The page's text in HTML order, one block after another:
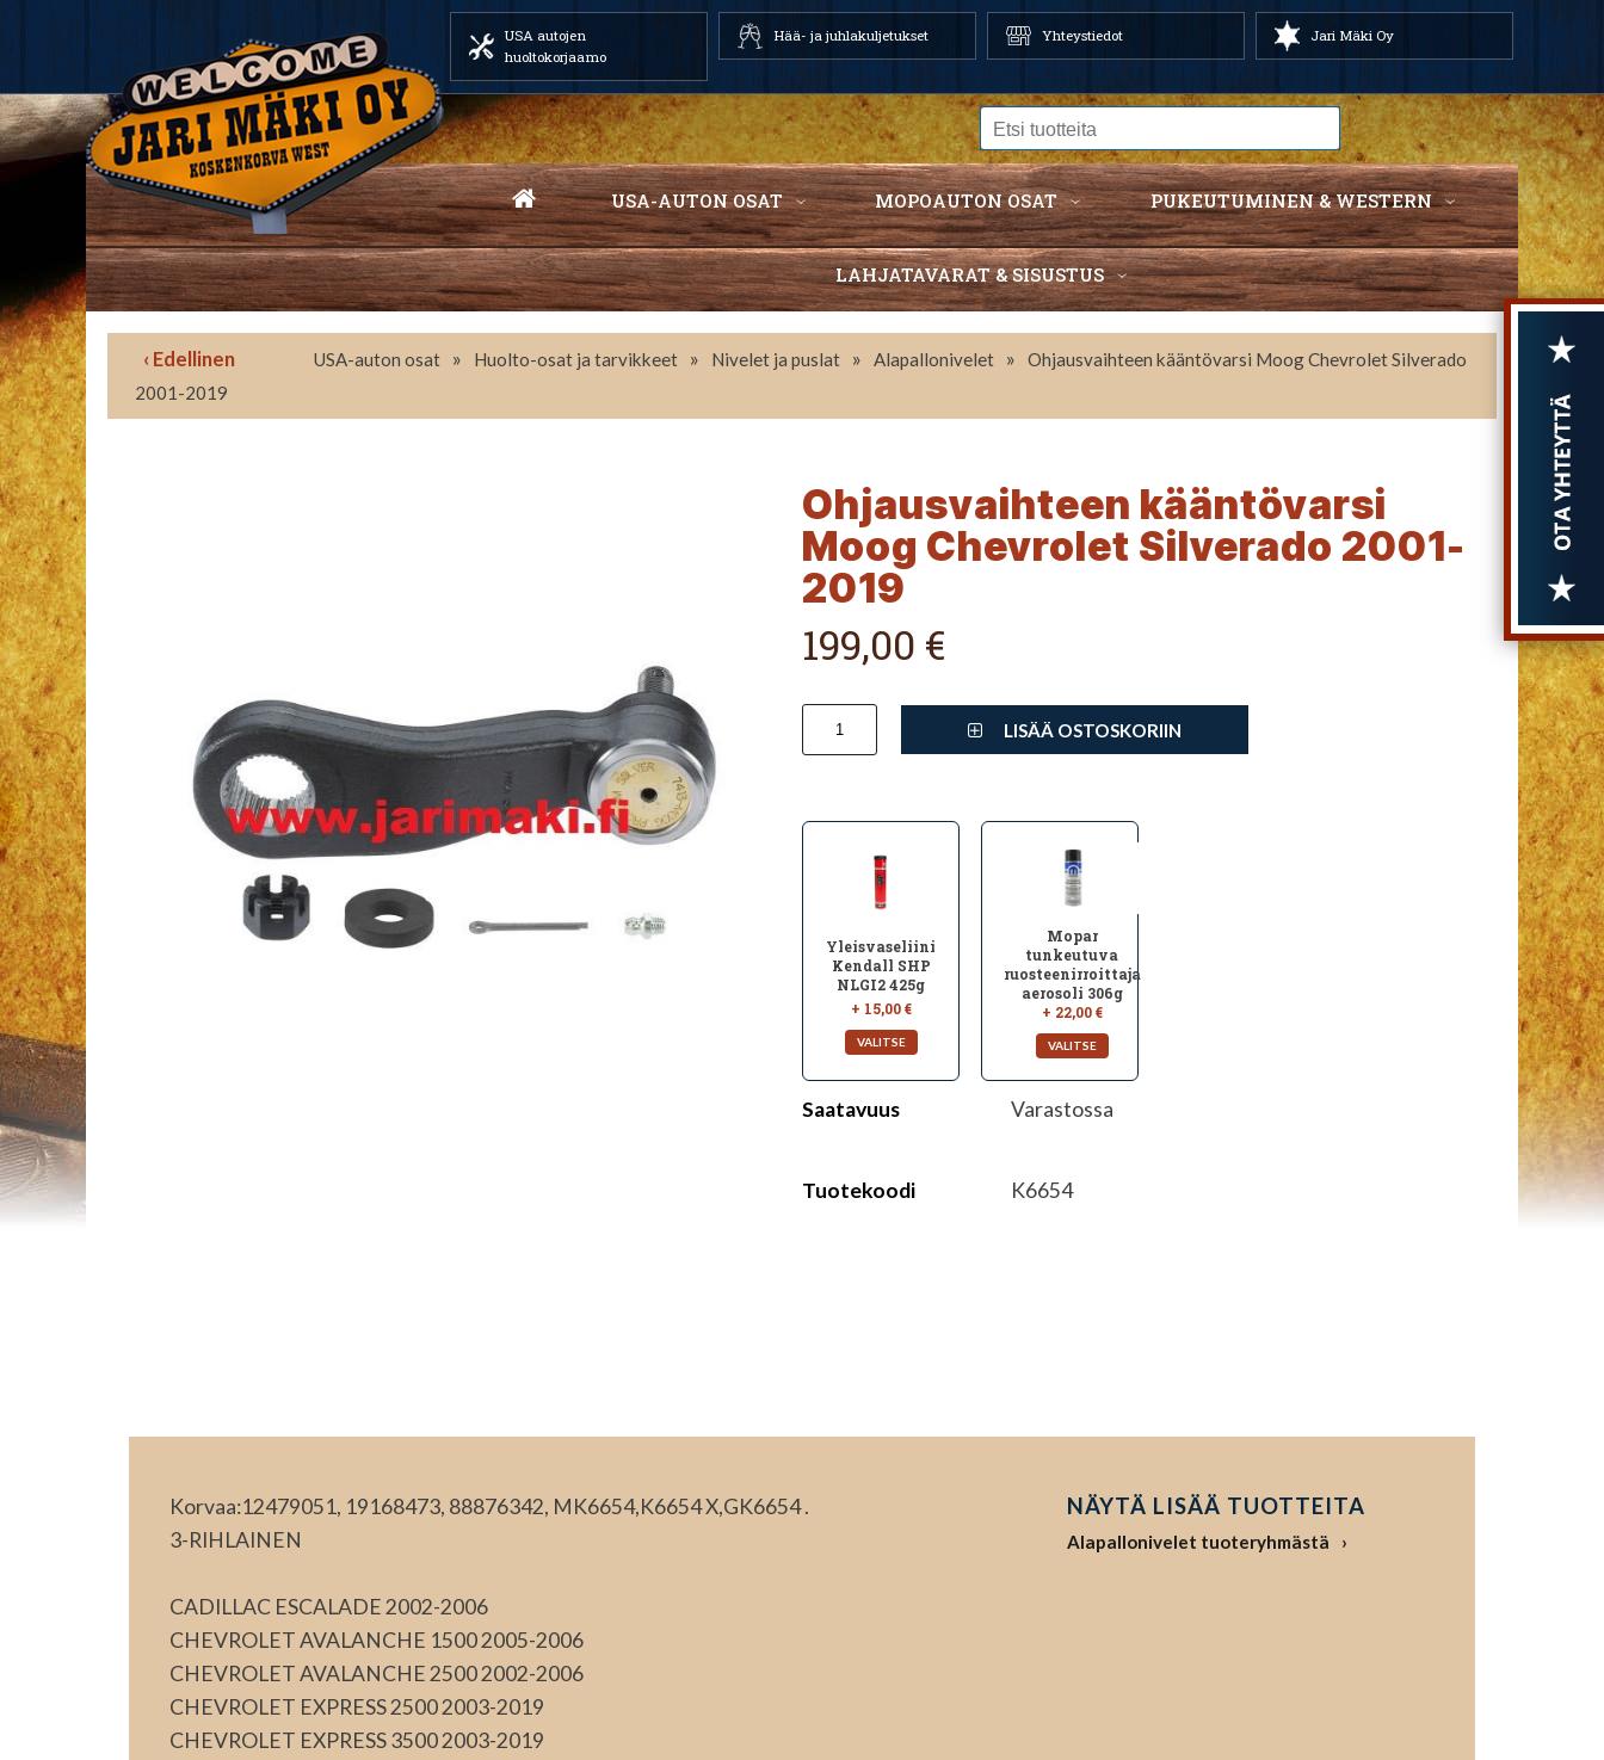
USA autojen
huoltokorjaamo
Hää- ja juhlakuljetukset Yhteystiedot Jari Mäki Oy
USA-AUTON OSAT MOPOAUTON OSAT PUKEUTUMINEN & WESTERN
LAHJATAVARAT & SISUSTUS
‹ Edellinen USA-auton osat » Huolto-osat ja tarvikkeet » Nivelet ja puslat » Alapallonivelet »
Ohjausvaihteen kääntövarsi Moog Chevrolet Silverado
2001-2019
Ohjausvaihteen kääntövarsi
Moog Chevrolet Silverado 2001-
2019
199,00 €
LISÄÄ OSTOSKORIIN
Yleisvaseliini
Kendall SHP
NLGI2 425g
+ 15,00 €
Mopar
tunkeutuva
ruosteenirroittaja
aerosoli 306g
+ 22,00 €
Saatavuus Varastossa
Tuotekoodi K6654
Korvaa:12479051, 19168473, 88876342, MK6654,K6654 X,GK6654 .
3-RIHLAINEN
CADILLAC ESCALADE 2002-2006
CHEVROLET AVALANCHE 1500 2005-2006
CHEVROLET AVALANCHE 2500 2002-2006
CHEVROLET EXPRESS 2500 2003-2019
CHEVROLET EXPRESS 3500 2003-2019
NÄYTÄ LISÄÄ TUOTTEITA
Alapallonivelet tuoteryhmästä